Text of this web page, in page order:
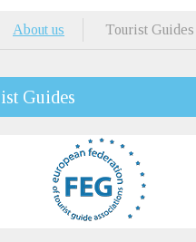
About us Tourist Guides
Guides